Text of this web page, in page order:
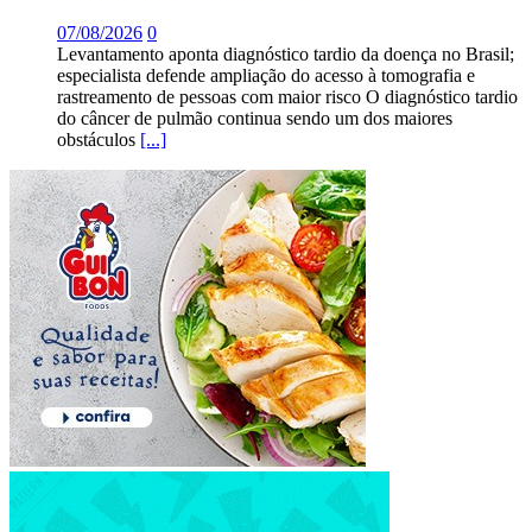
07/08/2026 0
Levantamento aponta diagnóstico tardio da doença no Brasil;
especialista defende ampliação do acesso à tomografia e
rastreamento de pessoas com maior risco O diagnóstico tardio
do câncer de pulmão continua sendo um dos maiores
obstáculos [...]